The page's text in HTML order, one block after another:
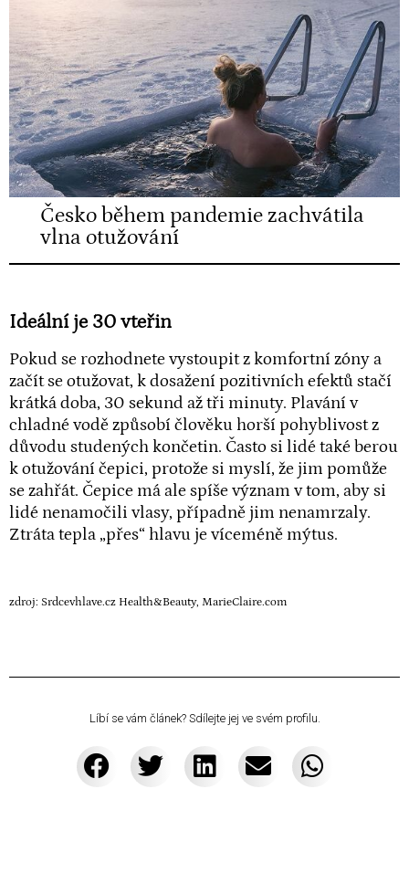
Česko během pandemie zachvátila
vlna otužování
Ideální je 30 vteřin
Pokud se rozhodnete vystoupit z komfortní zóny a
začít se otužovat, k dosažení pozitivních efektů stačí
krátká doba, 30 sekund až tři minuty. Plavání v
chladné vodě způsobí člověku horší pohyblivost z
důvodu studených končetin. Často si lidé také berou
k otužování čepici, protože si myslí, že jim pomůže
se zahřát. Čepice má ale spíše význam v tom, aby si
lidé nenamočili vlasy, případně jim nenamrzaly.
Ztráta tepla „přes“ hlavu je víceméně mýtus.
zdroj: Srdcevhlave.cz Health&Beauty, MarieClaire.com
Líbí se vám článek? Sdílejte jej ve svém profilu.